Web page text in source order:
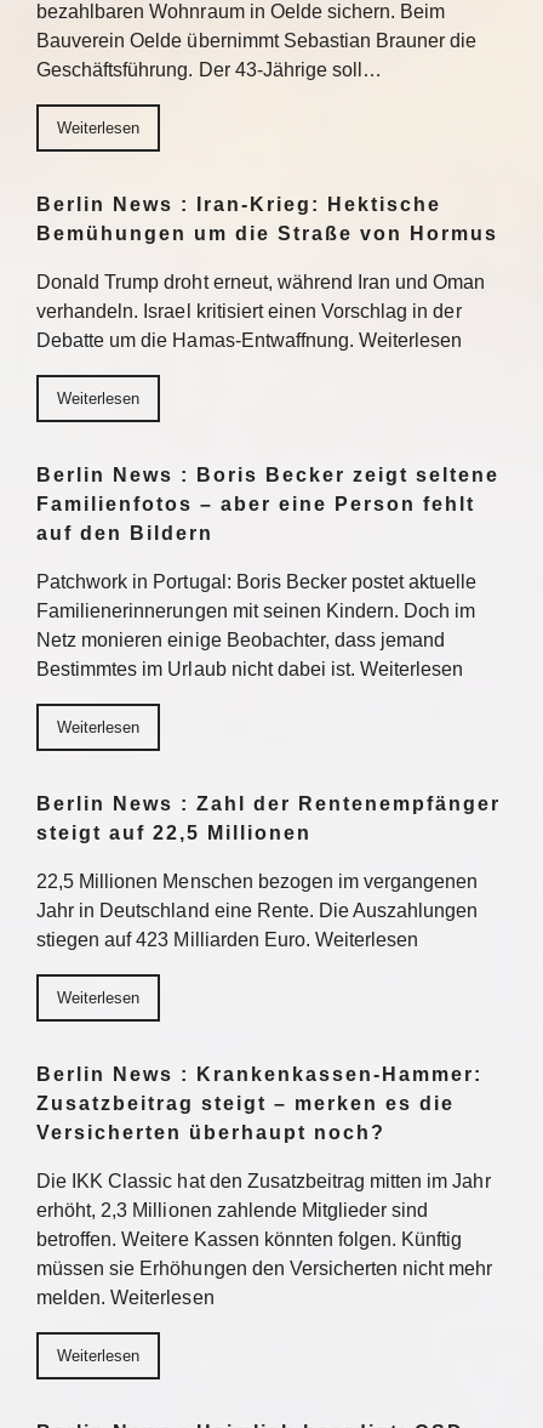
bezahlbaren Wohnraum in Oelde sichern. Beim
Bauverein Oelde übernimmt Sebastian Brauner die
Geschäftsführung. Der 43-Jährige soll…
Weiterlesen
Berlin News : Iran-Krieg: Hektische
Bemühungen um die Straße von Hormus
Donald Trump droht erneut, während Iran und Oman
verhandeln. Israel kritisiert einen Vorschlag in der
Debatte um die Hamas-Entwaffnung. Weiterlesen
Weiterlesen
Berlin News : Boris Becker zeigt seltene
Familienfotos – aber eine Person fehlt
auf den Bildern
Patchwork in Portugal: Boris Becker postet aktuelle
Familienerinnerungen mit seinen Kindern. Doch im
Netz monieren einige Beobachter, dass jemand
Bestimmtes im Urlaub nicht dabei ist. Weiterlesen
Weiterlesen
Berlin News : Zahl der Rentenempfänger
steigt auf 22,5 Millionen
22,5 Millionen Menschen bezogen im vergangenen
Jahr in Deutschland eine Rente. Die Auszahlungen
stiegen auf 423 Milliarden Euro. Weiterlesen
Weiterlesen
Berlin News : Krankenkassen-Hammer:
Zusatzbeitrag steigt – merken es die
Versicherten überhaupt noch?
Die IKK Classic hat den Zusatzbeitrag mitten im Jahr
erhöht, 2,3 Millionen zahlende Mitglieder sind
betroffen. Weitere Kassen könnten folgen. Künftig
müssen sie Erhöhungen den Versicherten nicht mehr
melden. Weiterlesen
Weiterlesen